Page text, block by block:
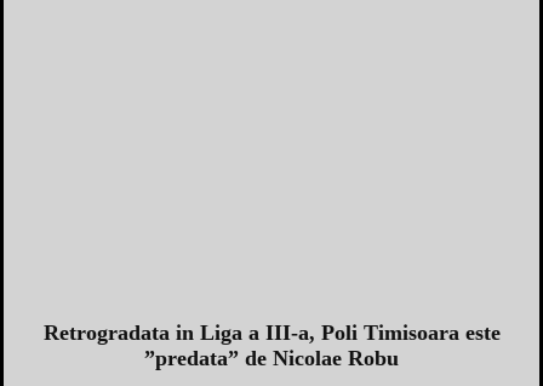
Retrogradata in Liga a III-a, Poli Timisoara este
”predata” de Nicolae Robu